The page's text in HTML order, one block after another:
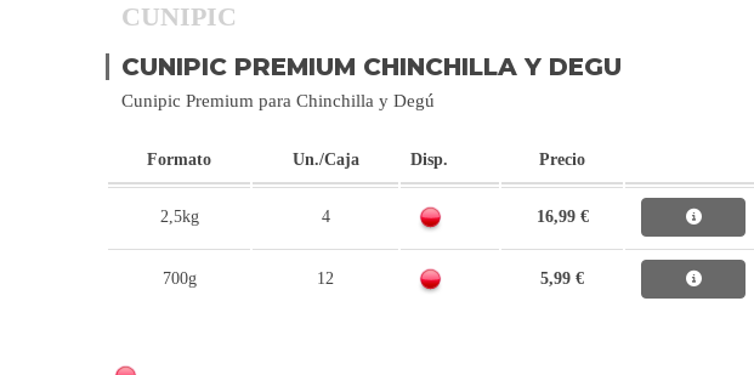
CUNIPIC
CUNIPIC PREMIUM CHINCHILLA Y DEGU
Cunipic Premium para Chinchilla y Degú
Formato Un./Caja Disp. Precio
2,5kg 4 16,99 €
700g 12 5,99 €